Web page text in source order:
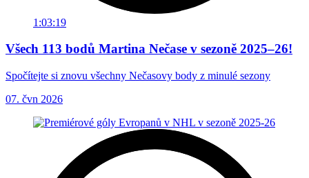
1:03:19
Všech 113 bodů Martina Nečase v sezoně 2025–26!
Spočítejte si znovu všechny Nečasovy body z minulé sezony
07. čvn 2026